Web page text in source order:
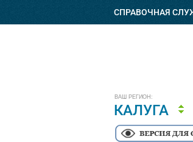
СПРАВОЧНАЯ
ВАШ РЕГИОН:
КАЛУГА